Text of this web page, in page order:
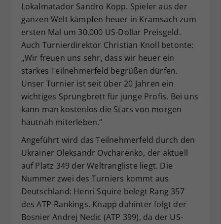
Lokalmatador Sandro Kopp. Spieler aus der
ganzen Welt kämpfen heuer in Kramsach zum
ersten Mal um 30.000 US-Dollar Preisgeld.
Auch Turnierdirektor Christian Knoll betonte:
„Wir freuen uns sehr, dass wir heuer ein
starkes Teilnehmerfeld begrüßen dürfen.
Unser Turnier ist seit über 20 Jahren ein
wichtiges Sprungbrett für junge Profis. Bei uns
kann man kostenlos die Stars von morgen
hautnah miterleben.“
Angeführt wird das Teilnehmerfeld durch den
Ukrainer Oleksandr Ovcharenko, der aktuell
auf Platz 349 der Weltrangliste liegt. Die
Nummer zwei des Turniers kommt aus
Deutschland: Henri Squire belegt Rang 357
des ATP-Rankings. Knapp dahinter folgt der
Bosnier Andrej Nedic (ATP 399), da der US-